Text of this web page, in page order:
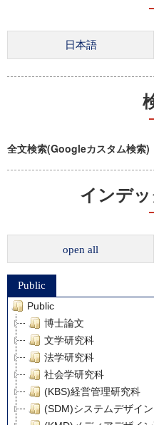
全文検索(Googleカスタム検索)
インデ
open all
Public
Public
博士論文
文学研究科
法学研究科
社会学研究科
(KBS)経営管理研究科
(SDM)システムデザイ